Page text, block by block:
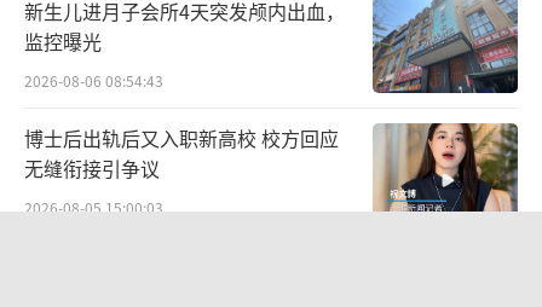
新生儿进月子会所4天突发颅内出血，
监控曝光
2026-08-06 08:54:43
博士后出轨后又入职新高校 校方回应
无缝衔接引争议
2026-08-05 15:00:03